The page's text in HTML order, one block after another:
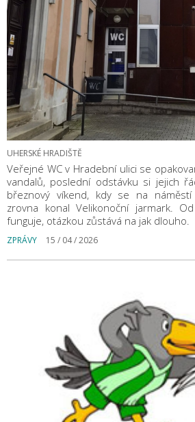
UHERSKÉ HRADIŠTĚ
Veřejné WC v Hradební ulici se
vandalů, poslední odstávku si jejich
březnový víkend, kdy se na
zrovna konal Velikonoční jarmark.
funguje, otázkou zůstává na jak dlouho.
ZPRÁVY 15 / 04 / 2026